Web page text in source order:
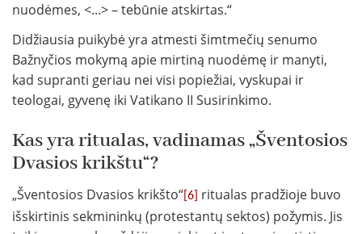
nuodėmes, <...> – tebūnie atskirtas.“
Didžiausia puikybė yra atmesti šimtmečių senumo
Bažnyčios mokymą apie mirtiną nuodėmę ir manyti,
kad supranti geriau nei visi popiežiai, vyskupai ir
teologai, gyvenę iki Vatikano II Susirinkimo.
Kas yra ritualas, vadinamas „Šventosios
Dvasios krikštu“?
„Šventosios Dvasios krikšto“ [6]
ritualas pradžioje buvo
išskirtinis sekmininkų (protestantų sektos) požymis. Jis